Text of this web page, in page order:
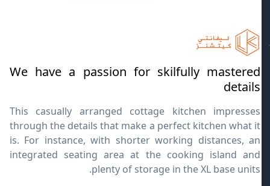
We have a passion for skilfully mastered
details
This casually arranged cottage kitchen impresses
through the details that make a perfect kitchen what it
is. For instance, with shorter working distances, an
integrated seating area at the cooking island and
plenty of storage in the XL base units.